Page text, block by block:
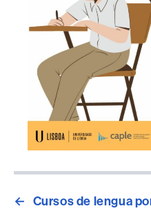
← Cursos de lengua